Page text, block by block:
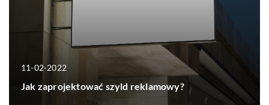
11-02-2022
Jak zaprojektować szyld reklamowy?